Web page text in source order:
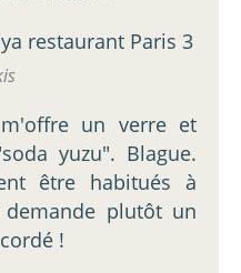
un verre et
yuzu". Blague.
être habitués à
demande plutôt un
!